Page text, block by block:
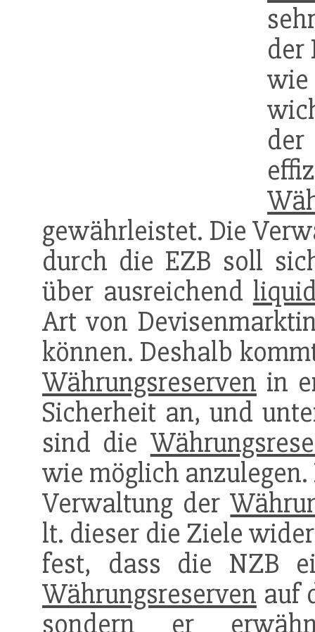
der
wie
gewährleistet. Die
durch die EZB soll
über ausreichend
Art von
können. Deshalb
Währungsreserven in
Sicherheit an, und
sind die
wie möglich
Verwaltung der
lt. dieser die Ziele
fest, dass die NZB
Währungsreserven auf
sondern er